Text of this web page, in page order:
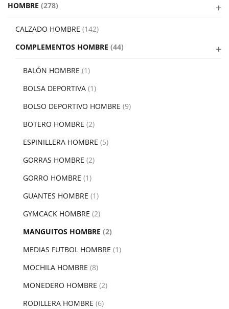
HOMBRE (278)
CALZADO HOMBRE (142)
COMPLEMENTOS HOMBRE (44)
BALÓN HOMBRE (1)
BOLSA DEPORTIVA (1)
BOLSO DEPORTIVO HOMBRE (9)
BOTERO HOMBRE (2)
ESPINILLERA HOMBRE (5)
GORRAS HOMBRE (2)
GORRO HOMBRE (1)
GUANTES HOMBRE (1)
GYMCACK HOMBRE (2)
MANGUITOS HOMBRE (2)
MEDIAS FUTBOL HOMBRE (1)
MOCHILA HOMBRE (8)
MONEDERO HOMBRE (2)
RODILLERA HOMBRE (6)